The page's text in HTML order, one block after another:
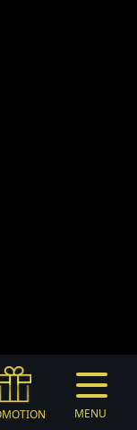
MENU